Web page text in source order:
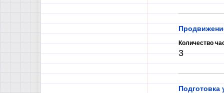
Количество
3
Подготовка